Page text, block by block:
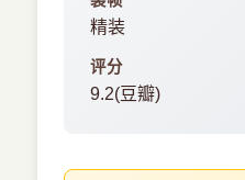
精装
评分
9.2(豆瓣)